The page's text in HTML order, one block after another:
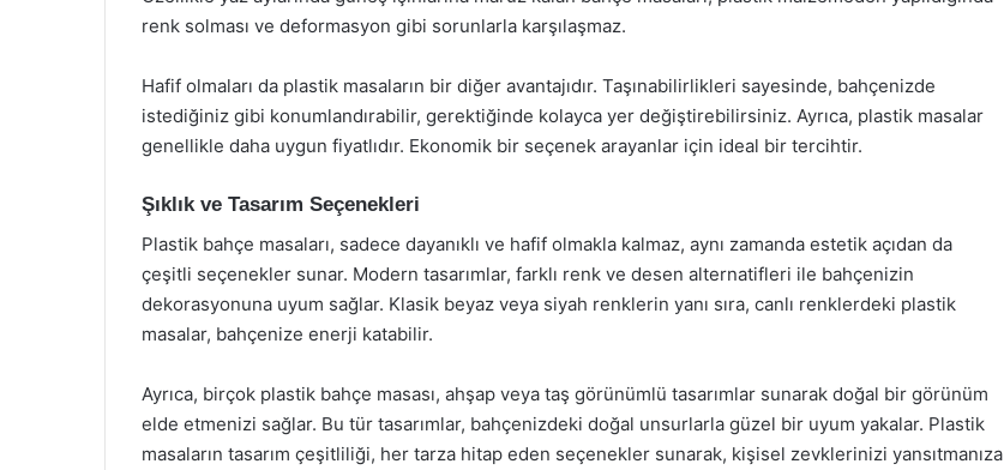
renk solması ve deformasyon gibi sorunlarla karşılaşmaz.
Hafif olmaları da plastik masaların bir diğer avantajıdır. Taşınabilirlikleri sayesinde, bahçenizde
istediğiniz gibi konumlandırabilir, gerektiğinde kolayca yer değiştirebilirsiniz. Ayrıca, plastik masalar
genellikle daha uygun fiyatlıdır. Ekonomik bir seçenek arayanlar için ideal bir tercihtir.
Şıklık ve Tasarım Seçenekleri
Plastik bahçe masaları, sadece dayanıklı ve hafif olmakla kalmaz, aynı zamanda estetik açıdan da
çeşitli seçenekler sunar. Modern tasarımlar, farklı renk ve desen alternatifleri ile bahçenizin
dekorasyonuna uyum sağlar. Klasik beyaz veya siyah renklerin yanı sıra, canlı renklerdeki plastik
masalar, bahçenize enerji katabilir.
Ayrıca, birçok plastik bahçe masası, ahşap veya taş görünümlü tasarımlar sunarak doğal bir görünüm
elde etmenizi sağlar. Bu tür tasarımlar, bahçenizdeki doğal unsurlarla güzel bir uyum yakalar. Plastik
masaların tasarım çeşitliliği, her tarza hitap eden seçenekler sunarak, kişisel zevklerinizi yansıtmanıza